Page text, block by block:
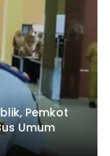
Pemkot
Umum